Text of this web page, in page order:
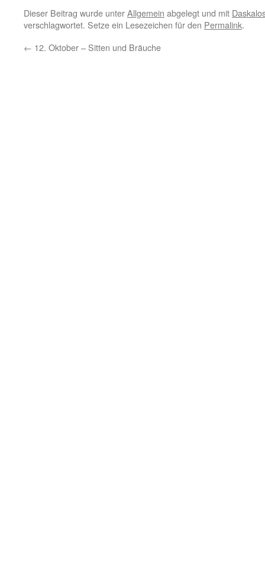
Dieser Beitrag wurde unterAllgemein abgelegt und mit
verschlagwortet. Setze ein Lesezeichen für den Permalink.
← 12. Oktober – Sitten und Bräuche